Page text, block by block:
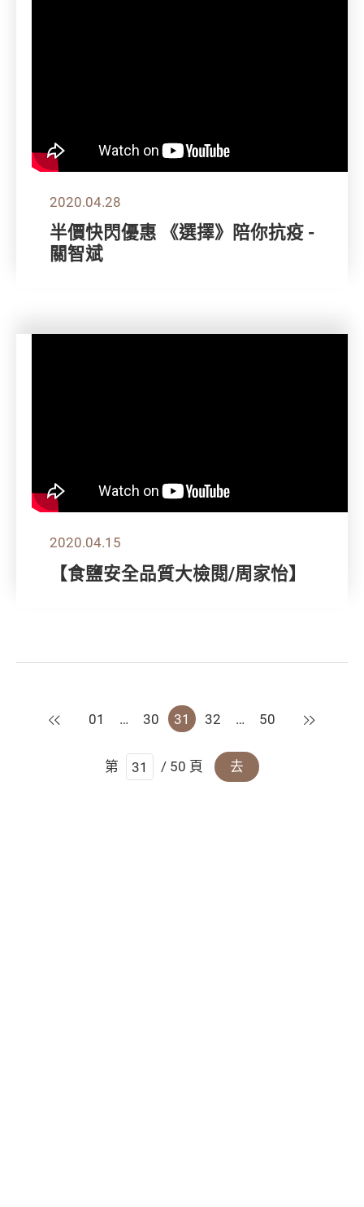
2020.04.28
半價快閃優惠 《選擇》陪你抗疫 -
關智斌
2020.04.15
【食鹽安全品質大檢閱/周家怡】
上一頁
01 … 30 31 32 … 50 下一頁
第 / 50 頁 去